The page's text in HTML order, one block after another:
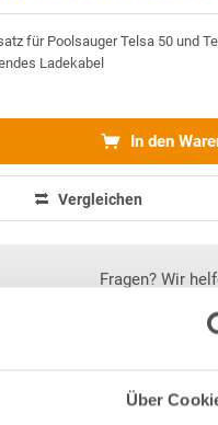
Über
für Poolsauger Telsa 50 und
Ladekabel
In den
Vergleichen
Fragen? Wir